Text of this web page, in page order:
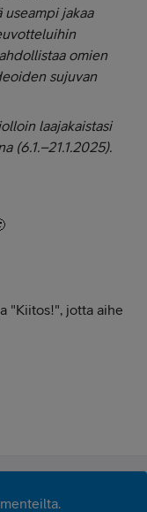
useampi jakaa
omien
sujuvan
laajakaistasi
(6.1.–21.1.2025).
"Kiitos!", jotta aihe